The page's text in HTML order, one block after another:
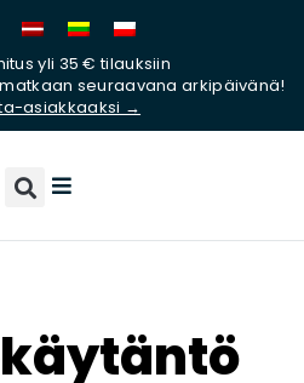
yli 35 € tilauksiin
seuraavana arkipäivänä!
asiakkaaksi →